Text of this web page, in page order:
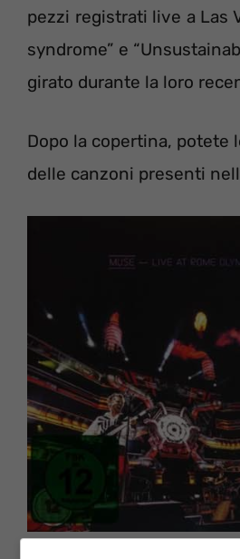
pezzi registrati live a Las
syndrome” e
girato durante la loro
Dopo la copertina, potete
delle canzoni presenti